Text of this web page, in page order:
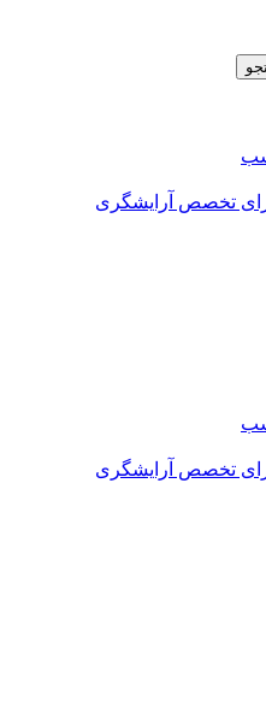
تخصص آرایشگری
تخصص آرایشگری